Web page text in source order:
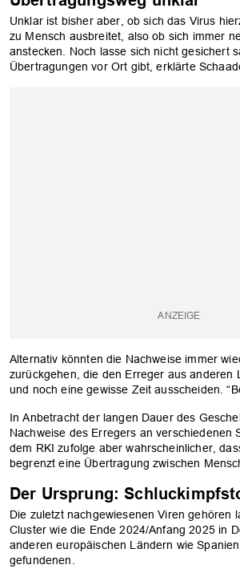
OK
Unklar ist bisher aber, ob sich das Virus
zu Mensch ausbreitet, also ob sich immer
anstecken. Noch lasse sich nicht gesichert
Übertragungen vor Ort gibt, erklärte
Alternativ könnten die Nachweise immer
zurückgehen, die den Erreger aus anderen
und noch eine gewisse Zeit ausscheiden.
In Anbetracht der langen Dauer des
Nachweise des Erregers an verschiedenen
dem RKI zufolge aber wahrscheinlicher,
begrenzt eine Übertragung zwischen
Der Ursprung:
Die zuletzt nachgewiesenen Viren gehören
Cluster wie die Ende 2024/Anfang 2025 in
anderen europäischen Ländern wie
gefundenen.